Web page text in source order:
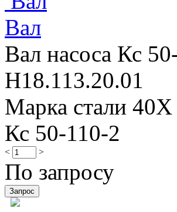
Вал
Вал насоса Кс
Н18.113.20.01
Марка стали 40Х
Кс 50-110-2
< >
По запросу